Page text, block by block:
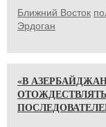
Ближний Восток
Эрдоган
«В